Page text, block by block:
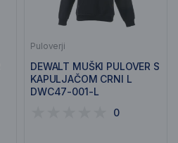
Puloverji
DEWALT MUŠKI PULOVER S
KAPULJAČOM CRNI L
DWC47-001-L
0